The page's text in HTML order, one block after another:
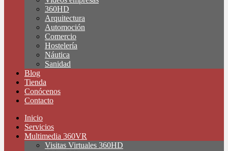
360HD
Arquitectura
Automoción
Comercio
Hostelería
Náutica
Sanidad
Blog
Tienda
Conócenos
Contacto
Inicio
Servicios
Multimedia 360VR
Visitas Virtuales 360HD